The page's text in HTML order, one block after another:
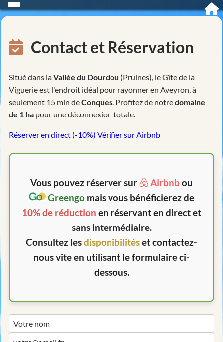
Contact et Réservation
Situé dans laVallée du Dourdou (Pruines), le Gîte de la
Viguerie est l'endroit idéal pour rayonner en Aveyron, à
seulement 15 min deConques. Profitez de notredomaine
de 1 hapour une déconnexion totale.
Réserver en direct (-10%) Vérifier sur Airbnb
Vous pouvez réserver sur Airbnbou
Greengo mais vous bénéficierez de
10% de réduction en réservant en direct et
sans intermédiaire.
Consultez lesdisponibilitéset contactez-
nous vite en utilisant le formulaire ci-
dessous.
Votre nom
votre@email.fr
Votre message